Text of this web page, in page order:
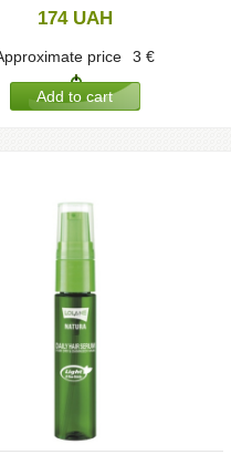
174 UAH
price 3€